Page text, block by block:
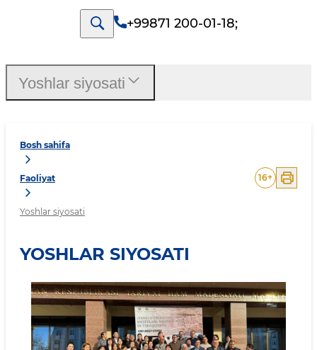
+99871 200-01-18;
Bosh sahifa
Faoliyat
Yoshlar siyosati
16+
YOSHLAR SIYOSATI
Yoshlar siyosati